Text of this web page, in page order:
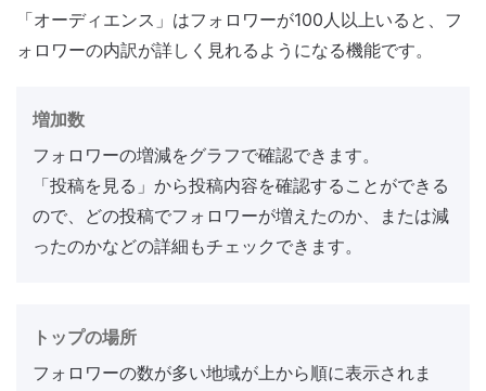
「オーディエンス」はフォロワーが100人以上いると、フ
ォロワーの内訳が詳しく見れるようになる機能です。
増加数
フォロワーの増減をグラフで確認できます。
「投稿を見る」から投稿内容を確認することができる
ので、どの投稿でフォロワーが増えたのか、または減
ったのかなどの詳細もチェックできます。
トップの場所
フォロワーの数が多い地域が上から順に表示されま